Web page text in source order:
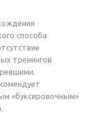
способа
тренингов
«буксировочным»